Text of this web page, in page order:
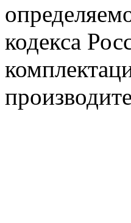
кодекса